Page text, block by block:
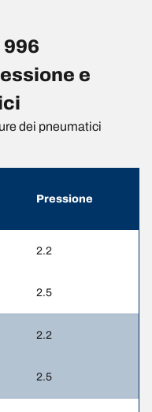
996
e
dei pneumatici
Pressione
2.2
2.5
2.2
2.5